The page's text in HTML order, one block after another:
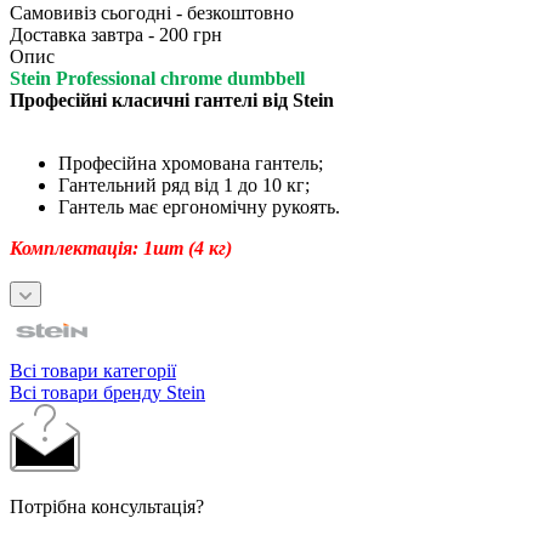
Самовивіз сьогодні - безкоштовно
Доставка завтра - 200 грн
Опис
Stein Рrofessional chrome dumbbell
Професійні класичні гантелі від Stein
Професійна хромована гантель;
Гантельний ряд від 1 до 10 кг;
Гантель має ергономічну рукоять.
Комплектація: 1шт (4 кг)
Всі товари категорії
Всі товари бренду Stein
Потрібна консультація?